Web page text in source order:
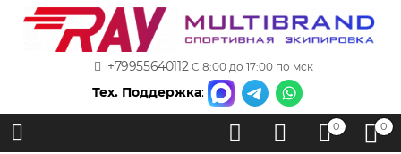
+79955640112 С 8:00 до 17:00 по мск
Тех. Поддержка:
0 0